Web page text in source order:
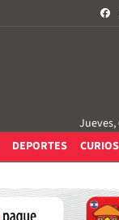
Jueves,
DEPORTES